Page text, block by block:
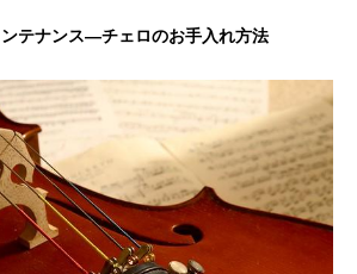
テナンス―チェロのお手入れ方法